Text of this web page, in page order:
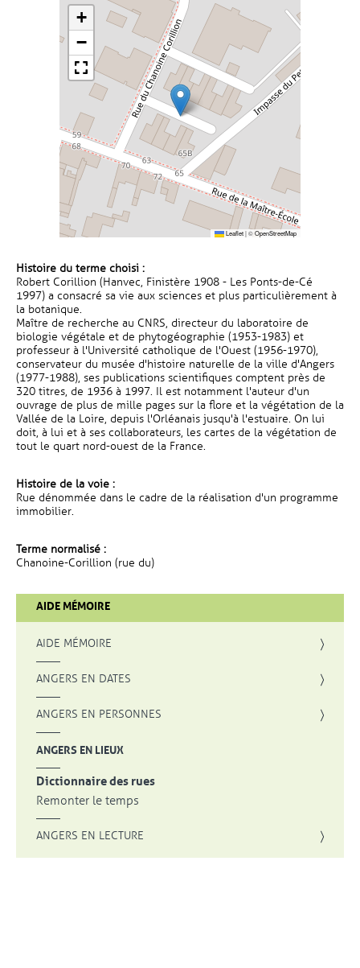
+
−
Leaflet|©OpenStreetMap
Histoire du terme choisi :
Robert Corillion (Hanvec, Finistère 1908 - Les Ponts-de-Cé
1997) a consacré sa vie aux sciences et plus particulièrement à
la botanique.
Maître de recherche au CNRS, directeur du laboratoire de
biologie végétale et de phytogéographie (1953-1983) et
professeur à l'Université catholique de l'Ouest (1956-1970),
conservateur du musée d'histoire naturelle de la ville d'Angers
(1977-1988), ses publications scientifiques comptent près de
320 titres, de 1936 à 1997. Il est notamment l'auteur d'un
ouvrage de plus de mille pages sur la flore et la végétation de la
Vallée de la Loire, depuis l'Orléanais jusqu'à l'estuaire. On lui
doit, à lui et à ses collaborateurs, les cartes de la végétation de
tout le quart nord-ouest de la France.
Histoire de la voie :
Rue dénommée dans le cadre de la réalisation d'un programme
immobilier.
Terme normalisé :
Chanoine-Corillion (rue du)
AIDE MÉMOIRE
AIDE MÉMOIRE
ANGERS EN DATES
ANGERS EN PERSONNES
ANGERS EN LIEUX
Dictionnaire des rues
Remonter le temps
ANGERS EN LECTURE